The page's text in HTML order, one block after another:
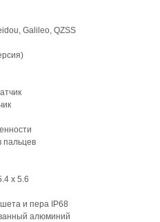
Galileo, QZSS
пальцев
x 5.6
и пера IP68
алюминий